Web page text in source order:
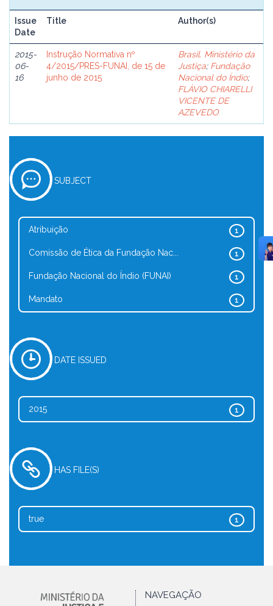
Issue
Date
Title Author(s)
2015-
06-
16
Instrução Normativa nº
4/2015/PRES-FUNAI, de 15 de
junho de 2015
Brasil. Ministério da
Justiça; Fundação
Nacional do Índio;
FLÁVIO CHIARELLI
VICENTE DE
AZEVEDO
SUBJECT
1
Atribuição
1
Comissão de Ética da Fundação Nac...
1
Fundação Nacional do Índio (FUNAI)
1
Mandato
DATE ISSUED
1
2015
HAS FILE(S)
1
true
NAVEGAÇÃO